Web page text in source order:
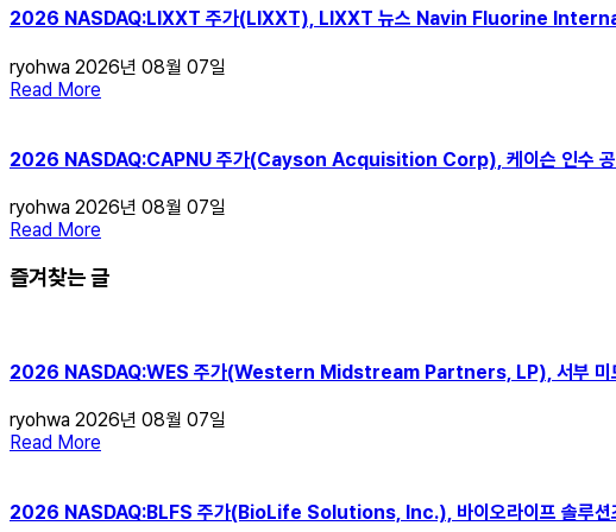
2026 NASDAQ:LIXXT 주가(LIXXT), LIXXT 뉴스 Navin Fluorine
ryohwa 2026년 08월 07일
Read More
2026 NASDAQ:CAPNU 주가(Cayson Acquisition Corp), 케이슨 인수
ryohwa 2026년 08월 07일
Read More
즐겨찾는 글
2026 NASDAQ:WES 주가(Western Midstream Partners, LP), 서부 미
ryohwa 2026년 08월 07일
Read More
2026 NASDAQ:BLFS 주가(BioLife Solutions, Inc.), 바이오라이프 솔루